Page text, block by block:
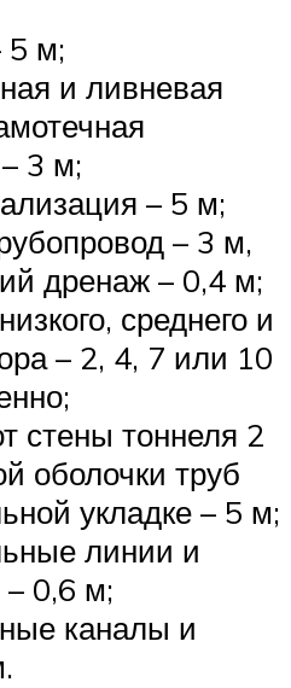
5 м;
и ливневая
3 м;
– 5 м;
– 3 м,
дренаж – 0,4 м;
среднего и
– 2, 4, 7 или 10
стены тоннеля 2
оболочки труб
укладке – 5 м;
линии и
– 0,6 м;
каналы и